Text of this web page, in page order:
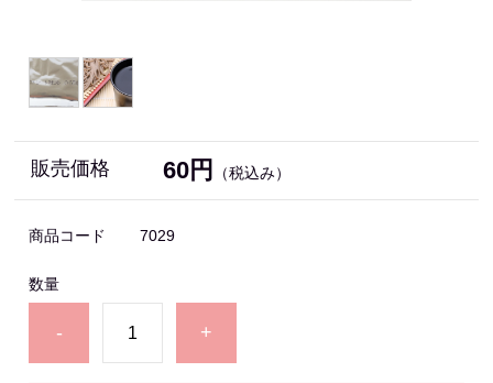
販売価格 60円 （税込み）
商品コード 7029
数量
- +